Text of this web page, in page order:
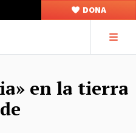
DONA
en la tierra